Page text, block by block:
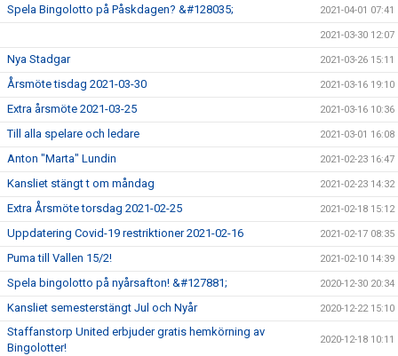
Spela Bingolotto på Påskdagen? &#128035; 2021-04-01 07:41
2021-03-30 12:07
Nya Stadgar 2021-03-26 15:11
Årsmöte tisdag 2021-03-30 2021-03-16 19:10
Extra årsmöte 2021-03-25 2021-03-16 10:36
Till alla spelare och ledare 2021-03-01 16:08
Anton "Marta" Lundin 2021-02-23 16:47
Kansliet stängt t om måndag 2021-02-23 14:32
Extra Årsmöte torsdag 2021-02-25 2021-02-18 15:12
Uppdatering Covid-19 restriktioner 2021-02-16 2021-02-17 08:35
Puma till Vallen 15/2! 2021-02-10 14:39
Spela bingolotto på nyårsafton! &#127881; 2020-12-30 20:34
Kansliet semesterstängt Jul och Nyår 2020-12-22 15:10
Staffanstorp United erbjuder gratis hemkörning av
Bingolotter!
2020-12-18 10:11